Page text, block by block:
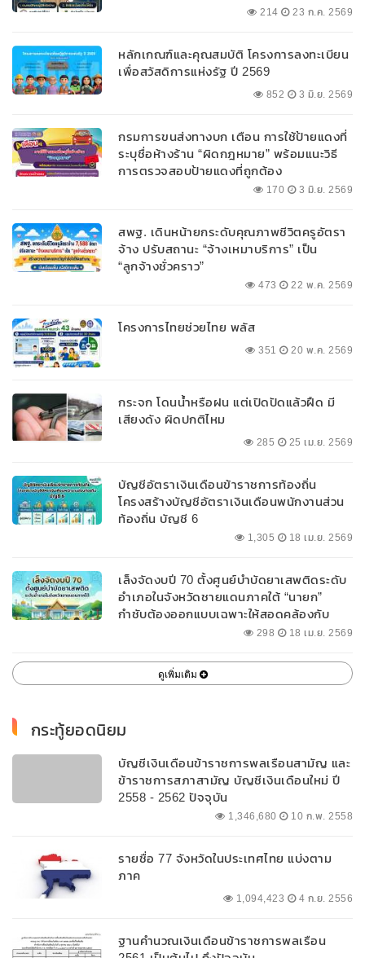
214 23 ก.ค. 2569
หลักเกณฑ์และคุณสมบัติ โครงการลงทะเบียน
เพื่อสวัสดิการแห่งรัฐ ปี 2569
852 3 มิ.ย. 2569
กรมการขนส่งทางบก เตือน การใช้ป้ายแดงที่
ระบุชื่อห้างร้าน “ผิดกฎหมาย” พร้อมแนะวิธี
การตรวจสอบป้ายแดงที่ถูกต้อง
170 3 มิ.ย. 2569
สพฐ. เดินหน้ายกระดับคุณภาพชีวิตครูอัตรา
จ้าง ปรับสถานะ “จ้างเหมาบริการ” เป็น
“ลูกจ้างชั่วคราว”
473 22 พ.ค. 2569
โครงการไทยช่วยไทย พลัส
351 20 พ.ค. 2569
กระจก โดนน้ำหรือฝน แต่เปิดปัดแล้วฝืด มี
เสียงดัง ผิดปกติไหม
285 25 เม.ย. 2569
บัญชีอัตราเงินเดือนข้าราชการท้องถิ่น
โครงสร้างบัญชีอัตราเงินเดือนพนักงานส่วน
ท้องถิ่น บัญชี 6
1,305 18 เม.ย. 2569
เล็งจัดงบปี 70 ตั้งศูนย์บำบัดยาเสพติดระดับ
อำเภอในจังหวัดชายแดนภาคใต้ “นายก”
กำชับต้องออกแบบเฉพาะให้สอดคล้องกับ
298 18 เม.ย. 2569
ดูเพิ่มเติม
กระทู้ยอดนิยม
บัญชีเงินเดือนข้าราชการพลเรือนสามัญ และ
ข้าราชการสภาสามัญ บัญชีเงินเดือนใหม่ ปี
2558 - 2562 ปัจจุบัน
1,346,680 10 ก.พ. 2558
รายชื่อ 77 จังหวัดในประเทศไทย แบ่งตาม
ภาค
1,094,423 4 ก.ย. 2556
ฐานคำนวณเงินเดือนข้าราชการพลเรือน